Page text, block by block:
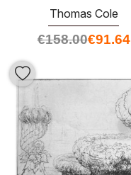
Thomas Cole
€158.00€91.64